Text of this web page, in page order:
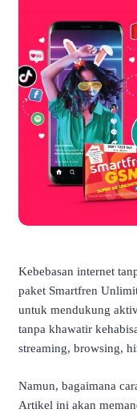
Kebebasan internet
paket Smartfren
untuk mendukung
tanpa khawatir
streaming, browsing,
Namun, bagaimana
Artikel ini akan